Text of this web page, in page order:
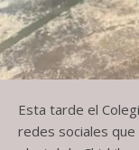
Esta tarde el
redes sociales que